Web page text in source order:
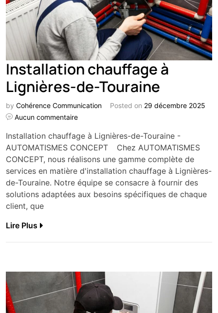
Installation chauffage à
Lignières-de-Touraine
by Cohérence Communication Posted on 29 décembre 2025
Aucun commentaire
Installation chauffage à Lignières-de-Touraine -
AUTOMATISMES CONCEPT Chez AUTOMATISMES
CONCEPT, nous réalisons une gamme complète de
services en matière d'installation chauffage à Lignières-
de-Touraine. Notre équipe se consacre à fournir des
solutions adaptées aux besoins spécifiques de chaque
client, que
Lire Plus